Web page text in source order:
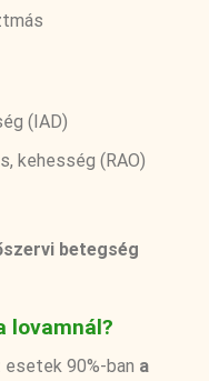
(IAD)
kehesség (RAO)
betegség
lovamnál?
esetek 90%-ban a